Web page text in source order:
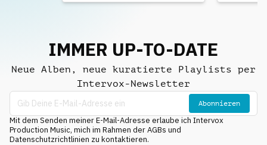
IMMER UP-TO-DATE
Neue Alben, neue kuratierte Playlists per
Intervox-Newsletter
Abonnieren
Mit dem Senden meiner E-Mail-Adresse erlaube ich Intervox
Production Music, mich im Rahmen der AGBs und
Datenschutzrichtlinien zu kontaktieren.